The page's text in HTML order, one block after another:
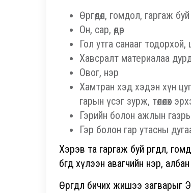
Өргөдөл, гомдол, гаргаж
Он, сар, өдөр
Гол утга санааг тодорхой,
Хавсралт материалаа
Овог, нэр
Хамтран хэд хэдэн хүн цуг
гарын үсэг зурж, төлөөлөх
Гэрийн болон ажлын
Гэр болон гар утасны
Хэрэв та гаргаж буй өргөдөл,
бөгөөд хүлээн авагчийн нэр,
Өргөдөл бичих жишээ